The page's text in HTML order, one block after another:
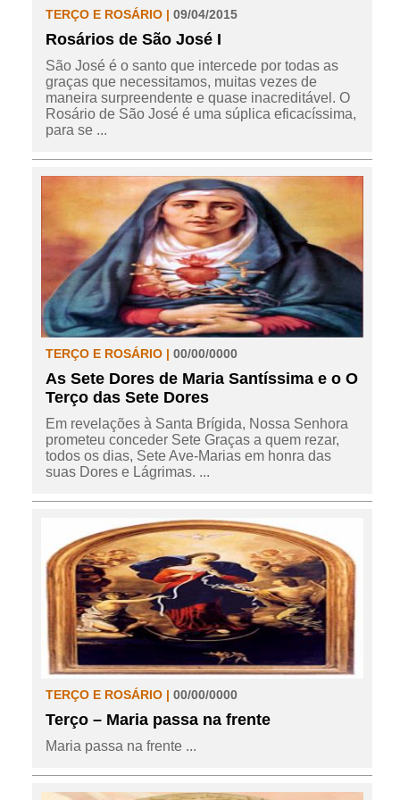
TERÇO E ROSÁRIO | 09/04/2015
Rosários de São José I
São José é o santo que intercede por todas as
graças que necessitamos, muitas vezes de
maneira surpreendente e quase inacreditável. O
Rosário de São José é uma súplica eficacíssima,
para se ...
TERÇO E ROSÁRIO | 00/00/0000
As Sete Dores de Maria Santíssima e o O
Terço das Sete Dores
Em revelações à Santa Brígida, Nossa Senhora
prometeu conceder Sete Graças a quem rezar,
todos os dias, Sete Ave-Marias em honra das
suas Dores e Lágrimas. ...
TERÇO E ROSÁRIO | 00/00/0000
Terço – Maria passa na frente
Maria passa na frente ...